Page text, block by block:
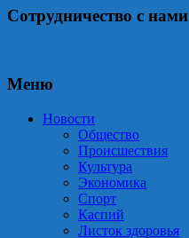
Сотрудничество с нами
Меню
Новости
Общество
Происшествия
Культура
Экономика
Спорт
Каспий
Листок здоровья